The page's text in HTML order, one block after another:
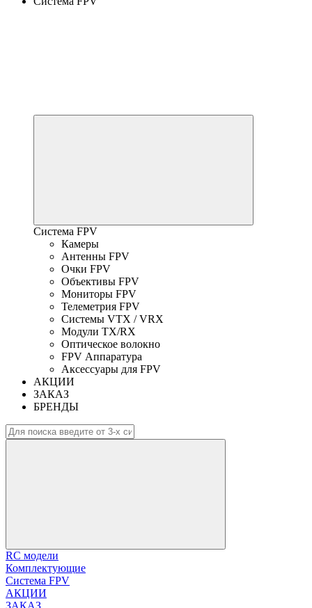
Система FPV
Камеры
Антенны FPV
Очки FPV
Объективы FPV
Мониторы FPV
Телеметрия FPV
Системы VTX / VRX
Модули TX/RX
Оптическое волокно
FPV Аппаратура
Аксессуары для FPV
АКЦИИ
ЗАКАЗ
БРЕНДЫ
RC модели
Комплектующие
Система FPV
АКЦИИ
ЗАКАЗ